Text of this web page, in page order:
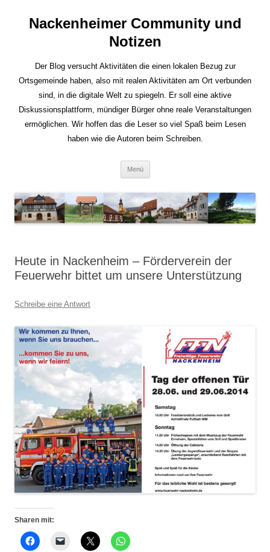
Nackenheimer Community und
Notizen
Der Blog versucht Aktivitäten die einen lokalen Bezug zur
Ortsgemeinde haben, also mit realen Aktivitäten am Ort verbunden
sind, in die digitale Welt zu spiegeln. Er soll eine aktive
Diskussionsplattform, mündiger Bürger ohne reale Veranstaltungen
ermöglichen. Wir hoffen das die Leser so viel Spaß beim Lesen
haben wie die Autoren beim Schreiben.
Menü
Heute in Nackenheim – Förderverein der
Feuerwehr bittet um unsere Unterstützung
Schreibe eine Antwort
Sharen mit: